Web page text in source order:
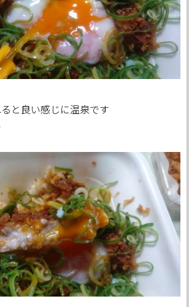
と良い感じに温泉です